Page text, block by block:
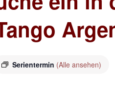
Serientermin (Alle ansehen)